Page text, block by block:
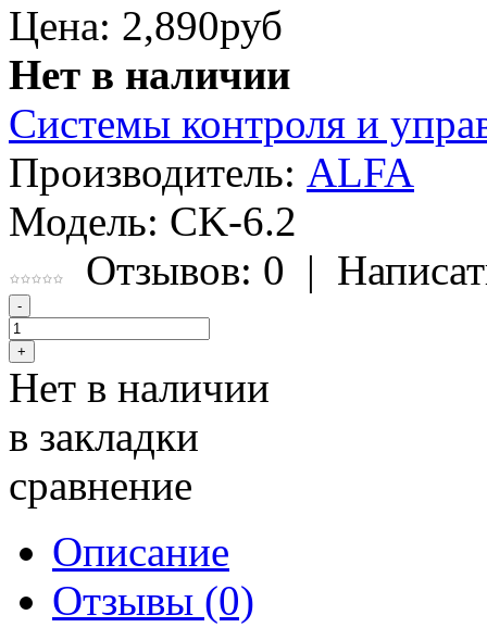
Цена: 2,890руб
Нет в наличии
Системы контроля и
Производитель: ALFA
Модель: CK-6.2
Отзывов: 0 |
Нет в наличии
в закладки
сравнение
Описание
Отзывы (0)